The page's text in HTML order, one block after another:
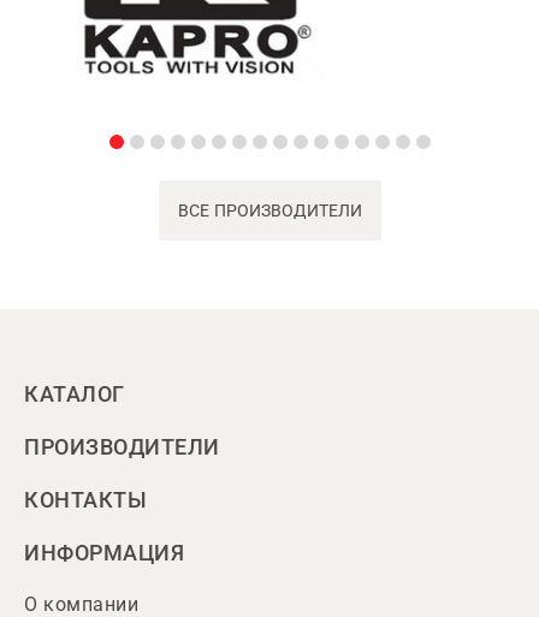
ВСЕ ПРОИЗВОДИТЕЛИ
КАТАЛОГ
ПРОИЗВОДИТЕЛИ
КОНТАКТЫ
ИНФОРМАЦИЯ
О компании